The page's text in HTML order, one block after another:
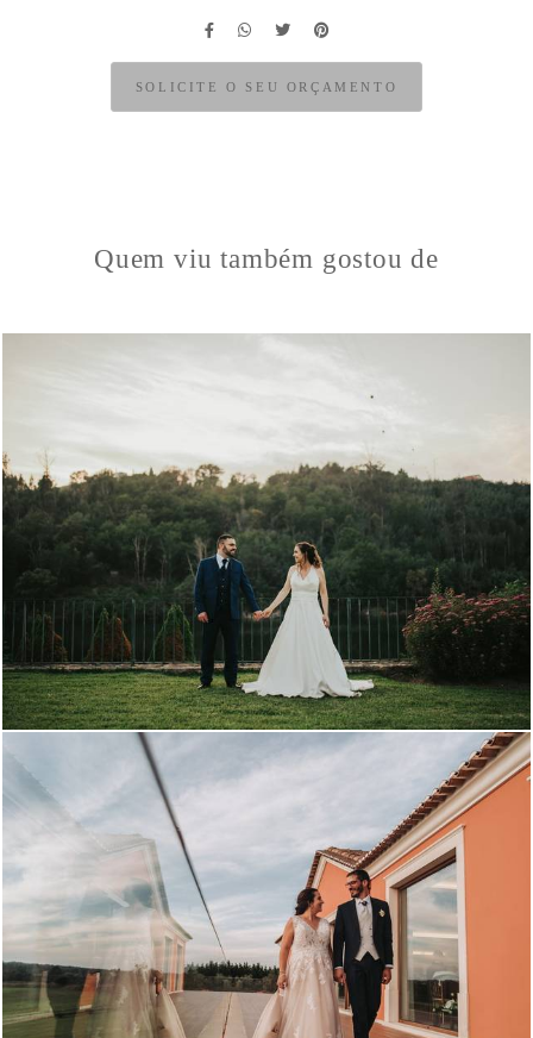
SOLICITE O SEU ORÇAMENTO
Quem viu também gostou de
115
31